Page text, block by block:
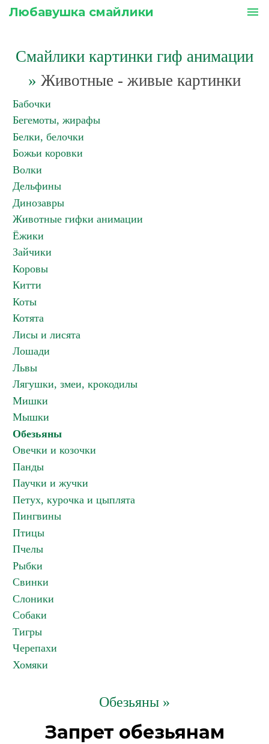
Любавушка смайлики menu
Смайлики картинки гиф анимации
» Животные - живые картинки
Бабочки
Бегемоты, жирафы
Белки, белочки
Божьи коровки
Волки
Дельфины
Динозавры
Животные гифки анимации
Ёжики
Зайчики
Коровы
Китти
Коты
Котята
Лисы и лисята
Лошади
Львы
Лягушки, змеи, крокодилы
Мишки
Мышки
Обезьяны
Овечки и козочки
Панды
Паучки и жучки
Петух, курочка и цыплята
Пингвины
Птицы
Пчелы
Рыбки
Свинки
Слоники
Собаки
Тигры
Черепахи
Хомяки
Обезьяны »
Запрет обезьянам